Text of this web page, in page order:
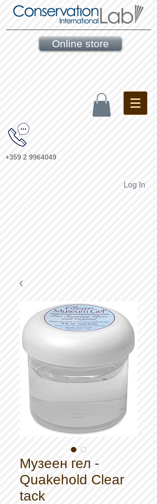
Online store
+359 2 9964049
Log In
Музеен гел -
Quakehold Clear
tack